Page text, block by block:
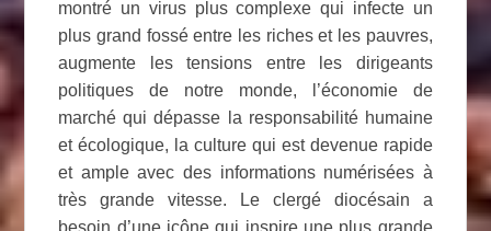
montré un virus plus complexe qui infecte un
plus grand fossé entre les riches et les pauvres,
augmente les tensions entre les dirigeants
politiques de notre monde, l’économie de
marché qui dépasse la responsabilité humaine
et écologique, la culture qui est devenue rapide
et ample avec des informations numérisées à
très grande vitesse. Le clergé diocésain a